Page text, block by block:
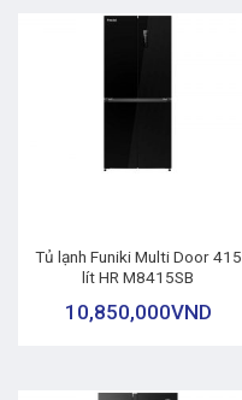
Tủ lạnh Funiki Multi Door 415
lít HR M8415SB
10,850,000VND